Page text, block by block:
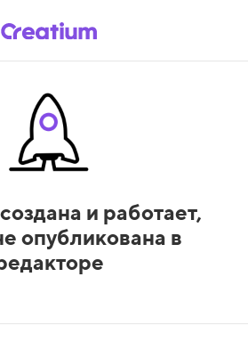
и работает,
опубликована в